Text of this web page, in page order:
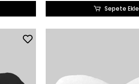
Sepete Ekle